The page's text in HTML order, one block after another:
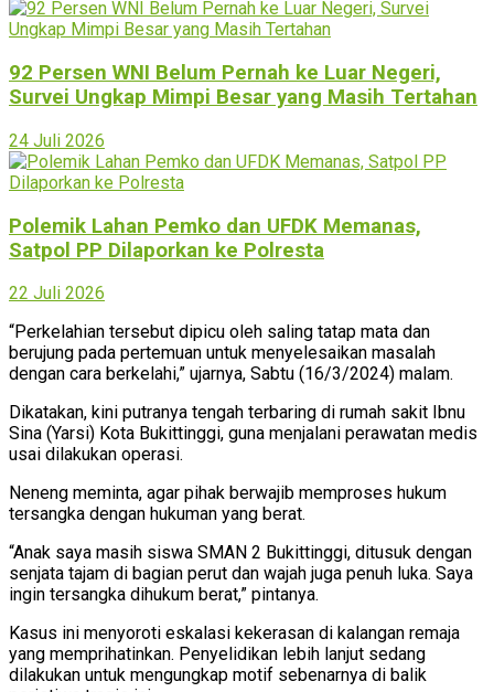
92 Persen WNI Belum Pernah ke Luar Negeri,
Survei Ungkap Mimpi Besar yang Masih Tertahan
24 Juli 2026
Polemik Lahan Pemko dan UFDK Memanas,
Satpol PP Dilaporkan ke Polresta
22 Juli 2026
“Perkelahian tersebut dipicu oleh saling tatap mata dan
berujung pada pertemuan untuk menyelesaikan masalah
dengan cara berkelahi,” ujarnya, Sabtu (16/3/2024) malam.
Dikatakan, kini putranya tengah terbaring di rumah sakit Ibnu
Sina (Yarsi) Kota Bukittinggi, guna menjalani perawatan medis
usai dilakukan operasi.
Neneng meminta, agar pihak berwajib memproses hukum
tersangka dengan hukuman yang berat.
“Anak saya masih siswa SMAN 2 Bukittinggi, ditusuk dengan
senjata tajam di bagian perut dan wajah juga penuh luka. Saya
ingin tersangka dihukum berat,” pintanya.
Kasus ini menyoroti eskalasi kekerasan di kalangan remaja
yang memprihatinkan. Penyelidikan lebih lanjut sedang
dilakukan untuk mengungkap motif sebenarnya di balik